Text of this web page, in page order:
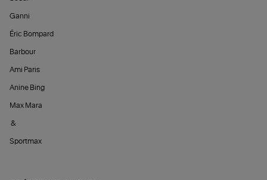
Ganni
Éric Bompard
Barbour
Ami Paris
Anine Bing
Max Mara
&
Sportmax